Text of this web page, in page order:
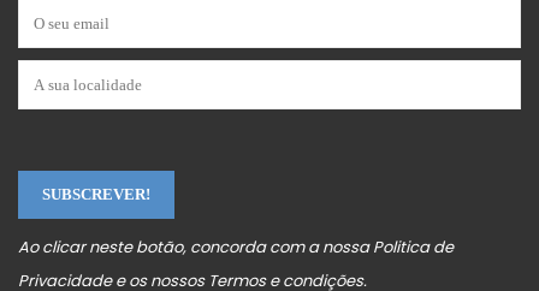
Ao clicar neste botão, concorda com a nossaPolitica de
Privacidadee os nossos Termos e condições.